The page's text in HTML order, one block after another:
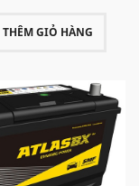
THÊM GIỎ HÀNG